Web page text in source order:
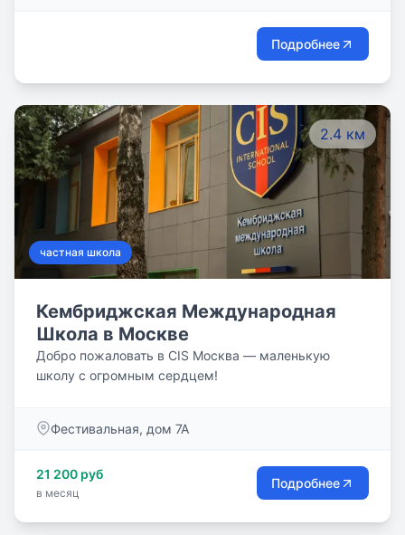
Подробнее
2.4 км
частная школа
Кембриджская Международная
Школа в Москве
Добро пожаловать в CIS Москва — маленькую
школу с огромным сердцем!
Фестивальная, дом 7A
21 200 руб
в месяц
Подробнее